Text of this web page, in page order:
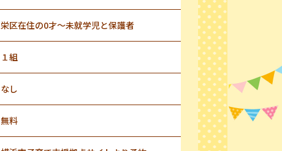
栄区在住の0才～未就学児と保護者
１組
なし
無料